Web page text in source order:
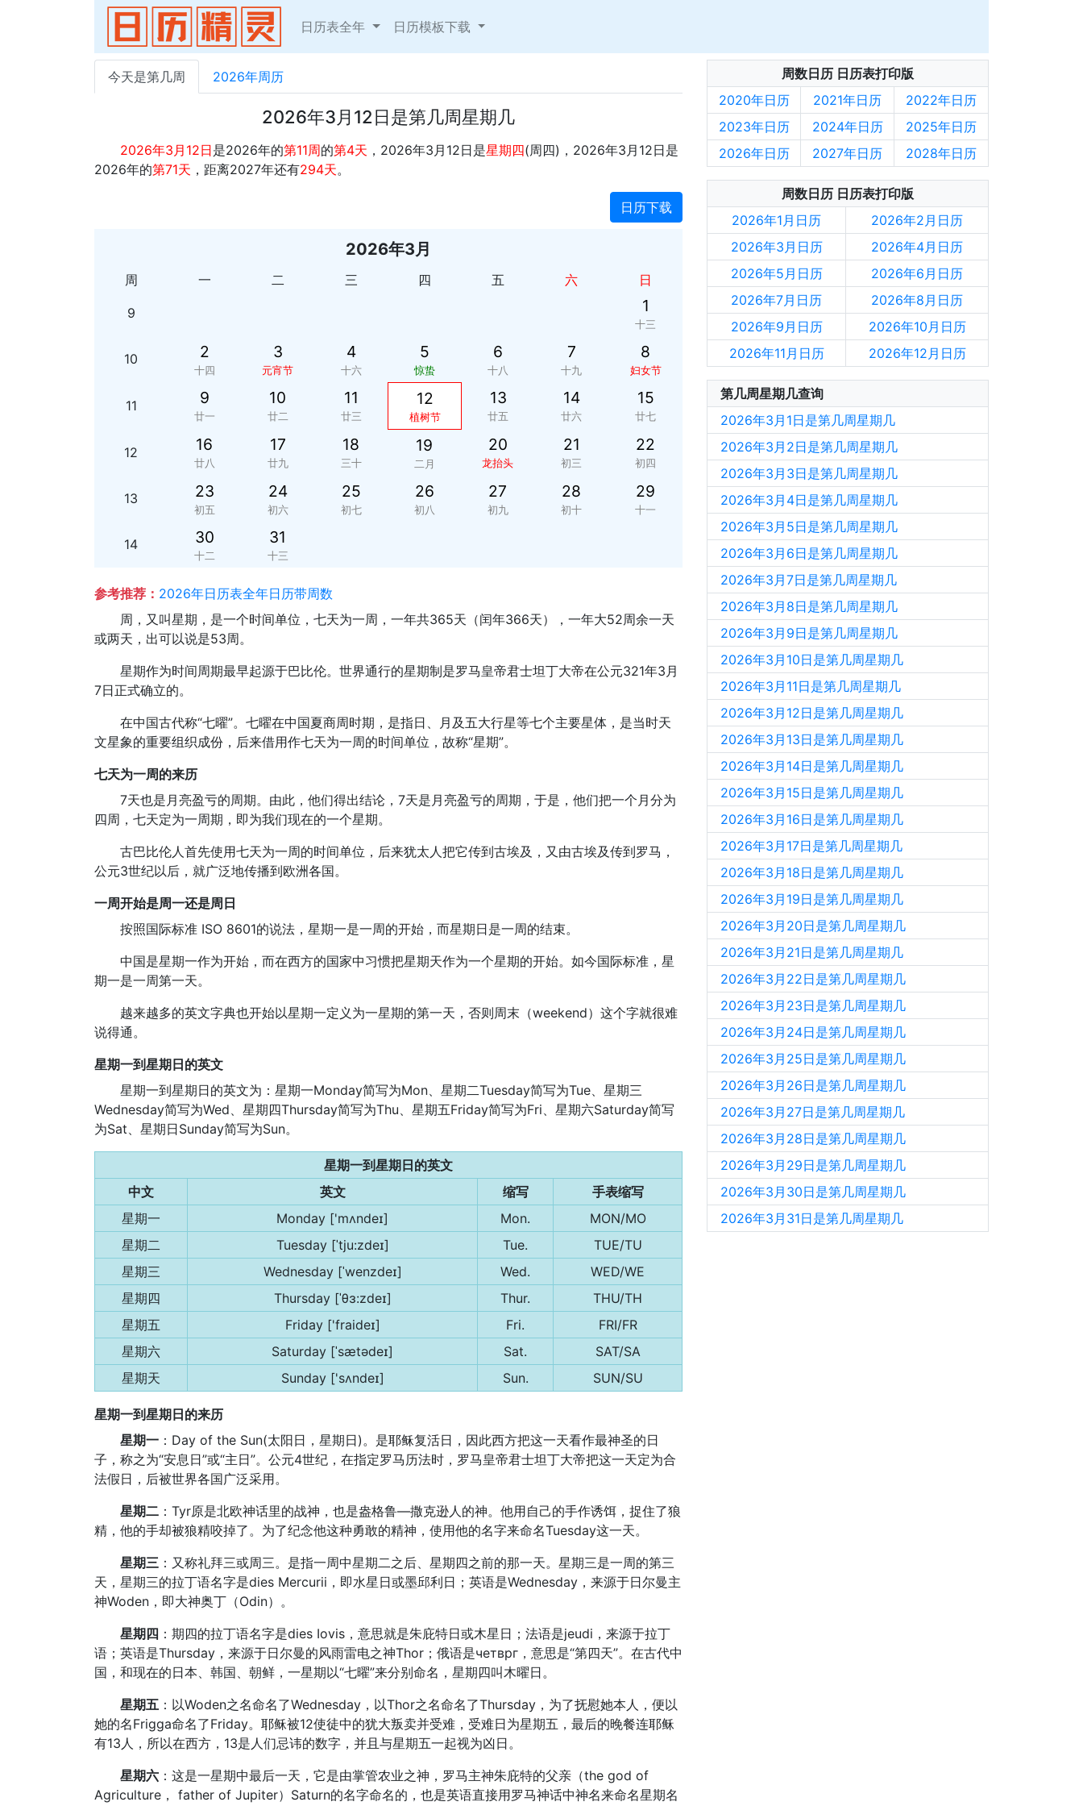
日历表全年 日历模板下载
今天是第几周 2026年周历
2026年3月12日是第几周星期几
2026年3月12日是2026年的第11周的第4天 ，2026年3月12日是星期四(周四)，2026年3月12日是
2026年的第71天 ，距离2027年还有294天。
日历下载
2026年3月
周 一 二 三 四 五 六 日
9 1
十三
10 2
十四
3
元宵节
4
十六
5
惊蛰
6
十八
7
十九
8
妇女节
11 9
廿一
10
廿二
11
廿三
12
植树节
13
廿五
14
廿六
15
廿七
12 16
廿八
17
廿九
18
三十
19
二月
20
龙抬头
21
初三
22
初四
13 23
初五
24
初六
25
初七
26
初八
27
初九
28
初十
29
十一
14 30
十二
31
十三
参考推荐： 2026年日历表全年日历带周数
周，又叫星期，是一个时间单位，七天为一周，一年共365天（闰年366天），一年大52周余一天
或两天，出可以说是53周。
星期作为时间周期最早起源于巴比伦。世界通行的星期制是罗马皇帝君士坦丁大帝在公元321年3月
7日正式确立的。
在中国古代称“七曜”。七曜在中国夏商周时期，是指日、月及五大行星等七个主要星体，是当时天
文星象的重要组织成份，后来借用作七天为一周的时间单位，故称“星期”。
七天为一周的来历
7天也是月亮盈亏的周期。由此，他们得出结论，7天是月亮盈亏的周期，于是，他们把一个月分为
四周，七天定为一周期，即为我们现在的一个星期。
古巴比伦人首先使用七天为一周的时间单位，后来犹太人把它传到古埃及，又由古埃及传到罗马，
公元3世纪以后，就广泛地传播到欧洲各国。
一周开始是周一还是周日
按照国际标准 ISO 8601的说法，星期一是一周的开始，而星期日是一周的结束。
中国是星期一作为开始，而在西方的国家中习惯把星期天作为一个星期的开始。如今国际标准，星
期一是一周第一天。
越来越多的英文字典也开始以星期一定义为一星期的第一天，否则周末（weekend）这个字就很难
说得通。
星期一到星期日的英文
星期一到星期日的英文为：星期一Monday简写为Mon、星期二Tuesday简写为Tue、星期三
Wednesday简写为Wed、星期四Thursday简写为Thu、星期五Friday简写为Fri、星期六Saturday简写
为Sat、星期日Sunday简写为Sun。
星期一到星期日的英文
中文
英文 缩写
手表缩写
星期一
Monday ['mʌndeɪ] Mon.
MON/MO
星期二
Tuesday [ˈtju:zdeɪ] Tue.
TUE/TU
星期三
Wednesday [ˈwenzdeɪ] Wed.
WED/WE
星期四
Thursday [ˈθɜ:zdeɪ] Thur.
THU/TH
星期五
Friday ['fraideɪ] Fri.
FRI/FR
星期六
Saturday [ˈsætədeɪ] Sat.
SAT/SA
星期天
Sunday ['sʌndeɪ] Sun. SUN/SU
星期一到星期日的来历
星期一 ：Day of the Sun(太阳日，星期日)。是耶稣复活日，因此西方把这一天看作最神圣的日
子，称之为“安息日”或“主日”。公元4世纪，在指定罗马历法时，罗马皇帝君士坦丁大帝把这一天定为合
法假日，后被世界各国广泛采用。
星期二 ：Tyr原是北欧神话里的战神，也是盎格鲁—撒克逊人的神。他用自己的手作诱饵，捉住了狼
精，他的手却被狼精咬掉了。为了纪念他这种勇敢的精神，使用他的名字来命名Tuesday这一天。
星期三 ：又称礼拜三或周三。是指一周中星期二之后、星期四之前的那一天。星期三是一周的第三
天，星期三的拉丁语名字是dies Mercurii，即水星日或墨邱利日；英语是Wednesday，来源于日尔曼主
神Woden，即大神奥丁（Odin）。
星期四 ：期四的拉丁语名字是dies Iovis，意思就是朱庇特日或木星日；法语是jeudi，来源于拉丁
语；英语是Thursday，来源于日尔曼的风雨雷电之神Thor；俄语是четврг，意思是“第四天”。在古代中
国，和现在的日本、韩国、朝鲜，一星期以“七曜”来分别命名，星期四叫木曜日。
星期五 ：以Woden之名命名了Wednesday，以Thor之名命名了Thursday，为了抚慰她本人，便以
她的名Frigga命名了Friday。耶稣被12使徒中的犹大叛卖并受难，受难日为星期五，最后的晚餐连耶稣
有13人，所以在西方，13是人们忌讳的数字，并且与星期五一起视为凶日。
星期六 ：这是一星期中最后一天，它是由掌管农业之神，罗马主神朱庇特的父亲（the god of
Agriculture， father of Jupiter）Saturn的名字命名的，也是英语直接用罗马神话中神名来命名星期名
周数日历 日历表打印版
2020年日历
2021年日历
2022年日历
2023年日历
2024年日历
2025年日历
2026年日历
2027年日历 2028年日历
周数日历 日历表打印版
2026年1月日历
2026年2月日历
2026年3月日历
2026年4月日历
2026年5月日历
2026年6月日历
2026年7月日历
2026年8月日历
2026年9月日历
2026年10月日历
2026年11月日历
2026年12月日历
第几周星期几查询
2026年3月1日是第几周星期几
2026年3月2日是第几周星期几
2026年3月3日是第几周星期几
2026年3月4日是第几周星期几
2026年3月5日是第几周星期几
2026年3月6日是第几周星期几
2026年3月7日是第几周星期几
2026年3月8日是第几周星期几
2026年3月9日是第几周星期几
2026年3月10日是第几周星期几
2026年3月11日是第几周星期几
2026年3月12日是第几周星期几
2026年3月13日是第几周星期几
2026年3月14日是第几周星期几
2026年3月15日是第几周星期几
2026年3月16日是第几周星期几
2026年3月17日是第几周星期几
2026年3月18日是第几周星期几
2026年3月19日是第几周星期几
2026年3月20日是第几周星期几
2026年3月21日是第几周星期几
2026年3月22日是第几周星期几
2026年3月23日是第几周星期几
2026年3月24日是第几周星期几
2026年3月25日是第几周星期几
2026年3月26日是第几周星期几
2026年3月27日是第几周星期几
2026年3月28日是第几周星期几
2026年3月29日是第几周星期几
2026年3月30日是第几周星期几
2026年3月31日是第几周星期几